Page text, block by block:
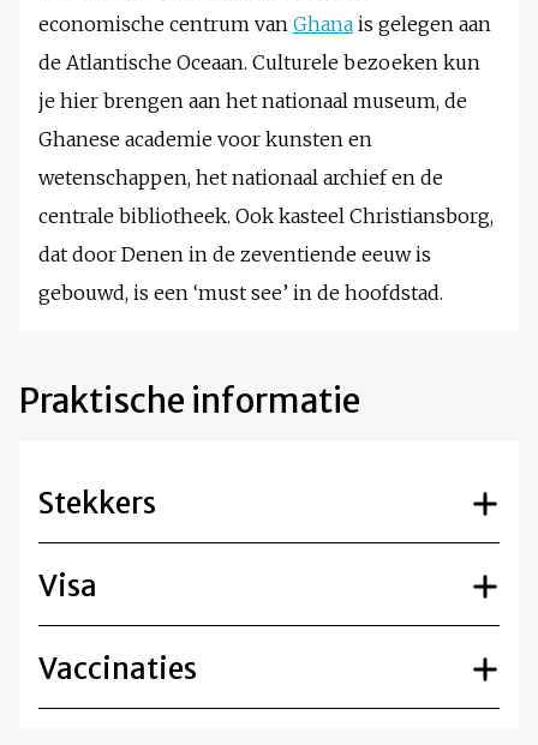
economische centrum van Ghana is gelegen aan
de Atlantische Oceaan. Culturele bezoeken kun
je hier brengen aan het nationaal museum, de
Ghanese academie voor kunsten en
wetenschappen, het nationaal archief en de
centrale bibliotheek. Ook kasteel Christiansborg,
dat door Denen in de zeventiende eeuw is
gebouwd, is een ‘must see’ in de hoofdstad.
Praktische informatie
Stekkers
Visa
Vaccinaties